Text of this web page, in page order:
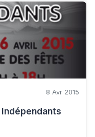
8 Avr 2015